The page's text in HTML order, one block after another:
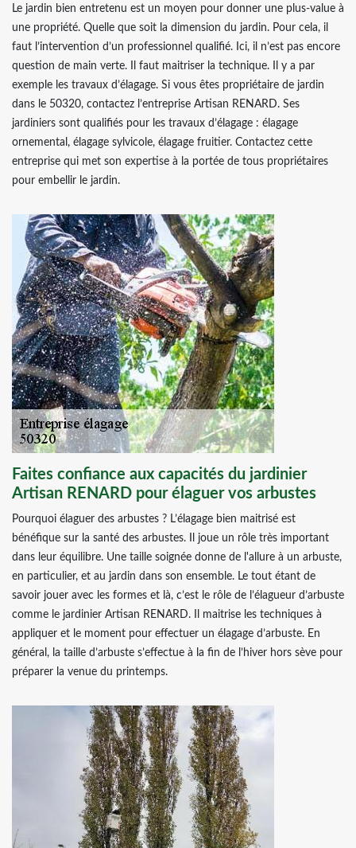
Le jardin bien entretenu est un moyen pour donner une plus-value à
une propriété. Quelle que soit la dimension du jardin. Pour cela, il
faut l’intervention d’un professionnel qualifié. Ici, il n’est pas encore
question de main verte. Il faut maitriser la technique. Il y a par
exemple les travaux d’élagage. Si vous êtes propriétaire de jardin
dans le 50320, contactez l’entreprise Artisan RENARD. Ses
jardiniers sont qualifiés pour les travaux d’élagage : élagage
ornemental, élagage sylvicole, élagage fruitier. Contactez cette
entreprise qui met son expertise à la portée de tous propriétaires
pour embellir le jardin.
Faites confiance aux capacités du jardinier
Artisan RENARD pour élaguer vos arbustes
Pourquoi élaguer des arbustes ? L’élagage bien maitrisé est
bénéfique sur la santé des arbustes. Il joue un rôle très important
dans leur équilibre. Une taille soignée donne de l'allure à un arbuste,
en particulier, et au jardin dans son ensemble. Le tout étant de
savoir jouer avec les formes et là, c’est le rôle de l’élagueur d’arbuste
comme le jardinier Artisan RENARD. Il maitrise les techniques à
appliquer et le moment pour effectuer un élagage d’arbuste. En
général, la taille d’arbuste s’effectue à la fin de l’hiver hors sève pour
préparer la venue du printemps.